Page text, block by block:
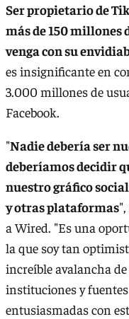
Ser propietario de
más de 150 millones
venga con su
es insignificante en
3.000 millones de
Facebook.
"Nadie debería ser
deberíamos decidir
nuestro gráfico
y otras plataformas
a Wired. "Es una
la que soy tan
increíble avalancha
instituciones y
entusiasmadas con